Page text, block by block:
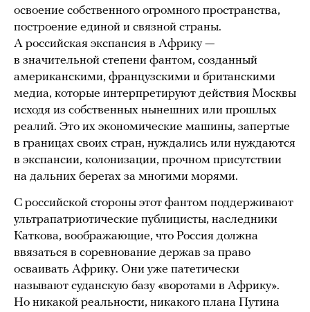
освоение собственного огромного пространства,
построение единой и связной страны.
А российская экспансия в Африку —
в значительной степени фантом, созданный
американскими, французскими и британскими
медиа, которые интерпретируют действия Москвы
исходя из собственных нынешних или прошлых
реалий. Это их экономические машины, запертые
в границах своих стран, нуждались или нуждаются
в экспансии, колонизации, прочном присутствии
на дальних берегах за многими морями.
С российской стороны этот фантом поддерживают
ультрапатриотические публицисты, наследники
Каткова, воображающие, что Россия должна
ввязаться в соревнование держав за право
осваивать Африку. Они уже патетически
называют суданскую базу «воротами в Африку».
Но никакой реальности, никакого плана Путина